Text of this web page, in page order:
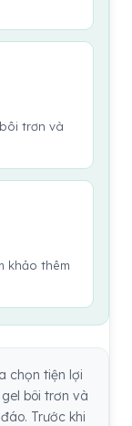
trơn và
khảo thêm
chọn tiện lợi
bôi trơn và
Trước khi